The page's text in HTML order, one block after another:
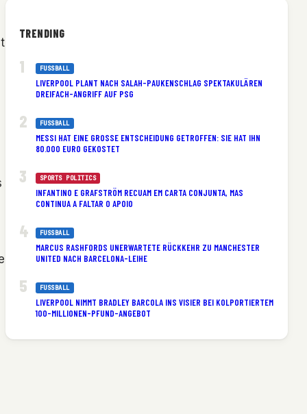
TRENDING
FUSSBALL
LIVERPOOL PLANT NACH SALAH-PAUKENSCHLAG SPEKTAKULÄREN
DREIFACH-ANGRIFF AUF PSG
FUSSBALL
MESSI HAT EINE GROSSE ENTSCHEIDUNG GETROFFEN: SIE HAT IHN 8
0.000 EURO GEKOSTET
SPORTS POLITICS
INFANTINO E GRAFSTRÖM RECUAM EM CARTA CONJUNTA, MAS
CONTINUA A FALTAR O APOIO
FUSSBALL
MARCUS RASHFORDS UNERWARTETE RÜCKKEHR ZU MANCHESTER
UNITED NACH BARCELONA-LEIHE
FUSSBALL
LIVERPOOL NIMMT BRADLEY BARCOLA INS VISIER BEI KOLPORTIERTEM
100-MILLIONEN-PFUND-ANGEBOT